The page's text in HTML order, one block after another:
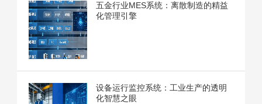
五金行业MES系统：离散制造的精益
化管理引擎
设备运行监控系统：工业生产的透明
化智慧之眼